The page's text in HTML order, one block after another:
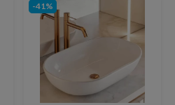
-41%